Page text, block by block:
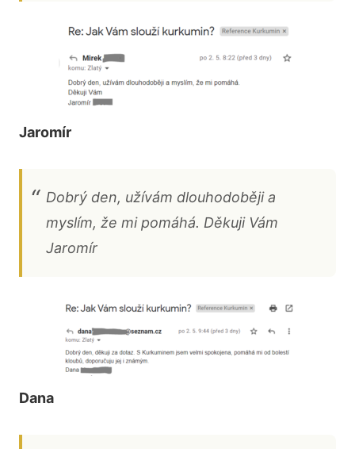
Jaromír
Dobrý den, užívám dlouhodoběji a
myslím, že mi pomáhá. Děkuji Vám
Jaromír
Dana